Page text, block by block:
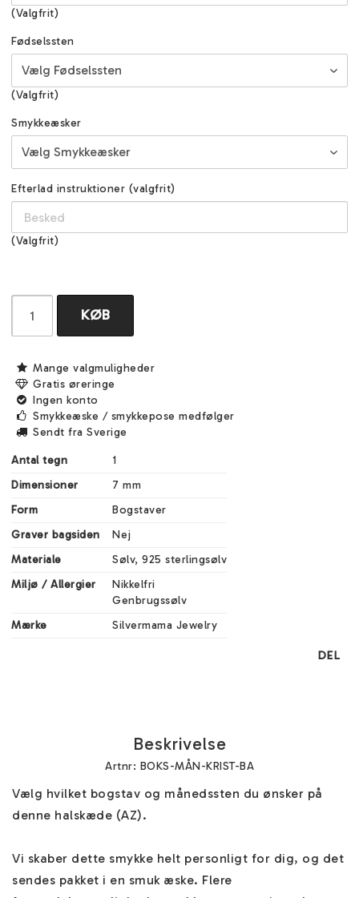
(Valgfrit)
Fødselssten
(Valgfrit)
Smykkeæsker
Efterlad instruktioner (valgfrit)
(Valgfrit)
KØB
Mange valgmuligheder
Gratis øreringe
Ingen konto
Smykkeæske / smykkepose medfølger
Sendt fra Sverige
Antal tegn
1
Dimensioner
7 mm
Form
Bogstaver
Graver bagsiden
Nej
Materiale
Sølv, 925 sterlingsølv
Miljø / Allergier
Nikkelfri
Genbrugssølv
Mærke
Silvermama Jewelry
DEL
Beskrivelse
Artnr: BOKS-MÅN-KRIST-BA
Vælg hvilket bogstav og månedssten du ønsker på
denne halskæde (AZ).
Vi skaber dette smykke helt personligt for dig, og det
sendes pakket i en smuk æske. Flere